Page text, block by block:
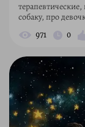
собаку, про
971 0